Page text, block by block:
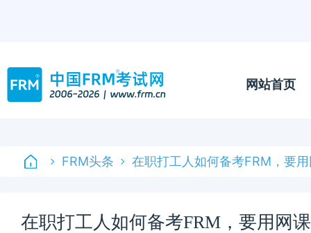
网站首页
FRM头条 在职打工人如何备考FRM，要
在职打工人如何备考FRM，要用网